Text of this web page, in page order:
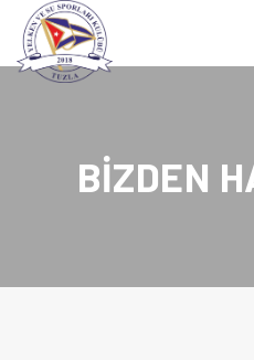
BIZDEN